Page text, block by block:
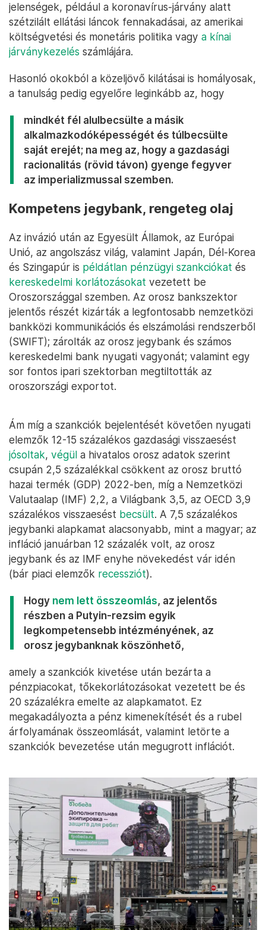
jelenségek, például a koronavírus-járvány alatt
szétzilált ellátási láncok fennakadásai, az amerikai
költségvetési és monetáris politika vagy a kínai
járványkezelés számlájára.
Hasonló okokból a közeljövő kilátásai is homályosak,
a tanulság pedig egyelőre leginkább az, hogy
mindkét fél alulbecsülte a másik
alkalmazkodóképességét és túlbecsülte
saját erejét; na meg az, hogy a gazdasági
racionalitás (rövid távon) gyenge fegyver
az imperializmussal szemben.
Kompetens jegybank, rengeteg olaj
Az invázió után az Egyesült Államok, az Európai
Unió, az angolszász világ, valamint Japán, Dél-Korea
és Szingapúr is példátlan pénzügyi szankciókat és
kereskedelmi korlátozásokat vezetett be
Oroszországgal szemben. Az orosz bankszektor
jelentős részét kizárták a legfontosabb nemzetközi
bankközi kommunikációs és elszámolási rendszerből
(SWIFT); zárolták az orosz jegybank és számos
kereskedelmi bank nyugati vagyonát; valamint egy
sor fontos ipari szektorban megtiltották az
oroszországi exportot.
Ám míg a szankciók bejelentését követően nyugati
elemzők 12-15 százalékos gazdasági visszaesést
jósoltak, végül a hivatalos orosz adatok szerint
csupán 2,5 százalékkal csökkent az orosz bruttó
hazai termék (GDP) 2022-ben, míg a Nemzetközi
Valutaalap (IMF) 2,2, a Világbank 3,5, az OECD 3,9
százalékos visszaesést becsült. A 7,5 százalékos
jegybanki alapkamat alacsonyabb, mint a magyar; az
infláció januárban 12 százalék volt, az orosz
jegybank és az IMF enyhe növekedést vár idén
(bár piaci elemzők recessziót).
Hogy nem lett összeomlás, az jelentős
részben a Putyin-rezsim egyik
legkompetensebb intézményének, az
orosz jegybanknak köszönhető,
amely a szankciók kivetése után bezárta a
pénzpiacokat, tőkekorlátozásokat vezetett be és
20 százalékra emelte az alapkamatot. Ez
megakadályozta a pénz kimenekítését és a rubel
árfolyamának összeomlását, valamint letörte a
szankciók bevezetése után megugrott inflációt.